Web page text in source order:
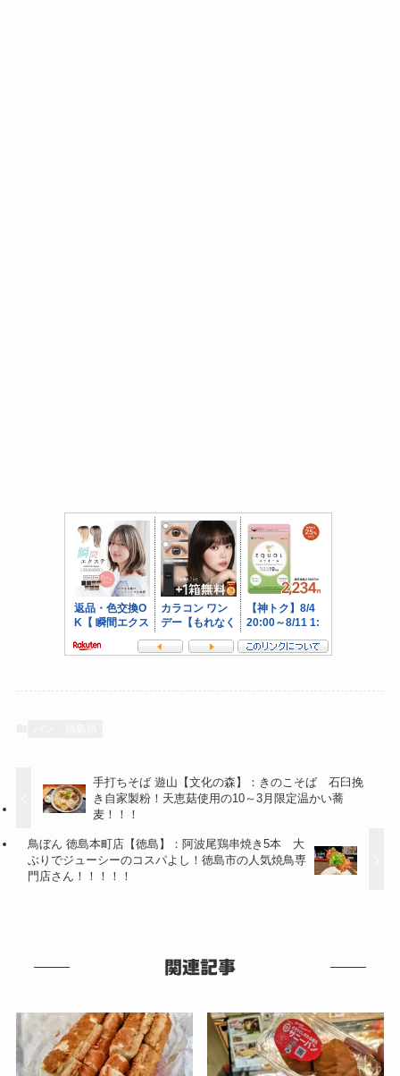
手打ちそば 遊山【文化の森】：きのこそば 石臼挽
き自家製粉！天恵菇使用の10～3月限定温かい蕎
麦！！！
鳥ぼん 徳島本町店【徳島】：阿波尾鶏串焼き5本 大
ぶりでジューシーのコスパよし！徳島市の人気焼鳥専
門店さん！！！！！
関連記事